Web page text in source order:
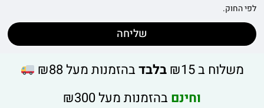
לפי החוק.
שליחה
משלוח ב ₪15 בלבדבהזמנות מעל ₪88
וחינם בהזמנות מעל ₪300